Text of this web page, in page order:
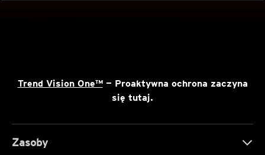
Trend Vision One™— Proaktywna ochrona zaczyna
się tutaj.
Zasoby